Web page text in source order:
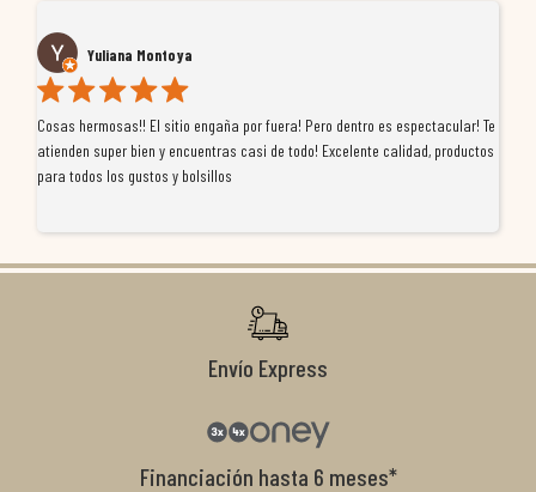
Yuliana Montoya
Cosas hermosas!! El sitio engaña por fuera! Pero dentro es espectacular! Te
atienden super bien y encuentras casi de todo! Excelente calidad, productos
para todos los gustos y bolsillos
Envío Express
Financiación hasta 6 meses*